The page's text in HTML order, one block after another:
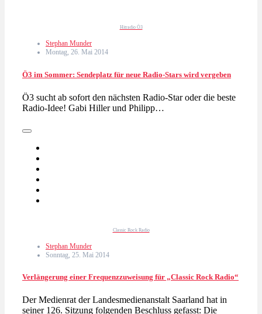
Hitradio Ö3
Stephan Munder
Montag, 26. Mai 2014
Ö3 im Sommer: Sendeplatz für neue Radio-Stars wird vergeben
Ö3 sucht ab sofort den nächsten Radio-Star oder die beste
Radio-Idee! Gabi Hiller und Philipp…
Classic Rock Radio
Stephan Munder
Sonntag, 25. Mai 2014
Verlängerung einer Frequenzzuweisung für „Classic Rock Radio“
Der Medienrat der Landesmedienanstalt Saarland hat in
seiner 126. Sitzung folgenden Beschluss gefasst: Die